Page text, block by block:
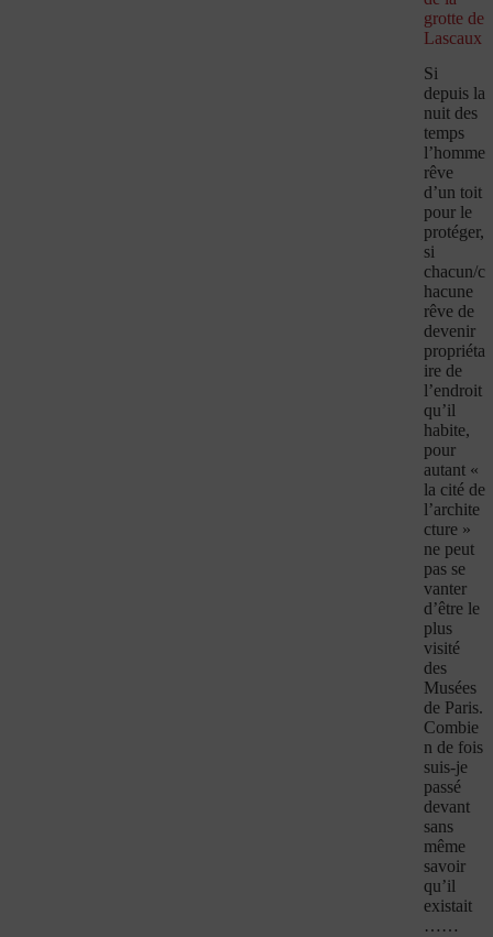
grotte de
Lascaux
Si
depuis la
nuit des
temps
l’homme
rêve
d’un toit
pour le
protéger,
si
chacun/c
hacune
rêve de
devenir
propriéta
ire de
l’endroit
qu’il
habite,
pour
autant «
la cité de
l’archite
cture »
ne peut
pas se
vanter
d’être le
plus
visité
des
Musées
de Paris.
Combie
n de fois
suis-je
passé
devant
sans
même
savoir
qu’il
existait
……